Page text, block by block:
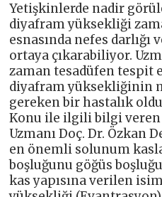
Yetişkinlerde nadir
diyafram yüksekliği
esnasında nefes
ortaya çıkarabiliyor.
zaman tesadüfen tespit
diyafram yüksekliğinin
gereken bir hastalık
Konu ile ilgili bilgi veren
Uzmanı Doç. Dr. Özkan
en önemli solunum
boşluğunu göğüs
kas yapısına verilen